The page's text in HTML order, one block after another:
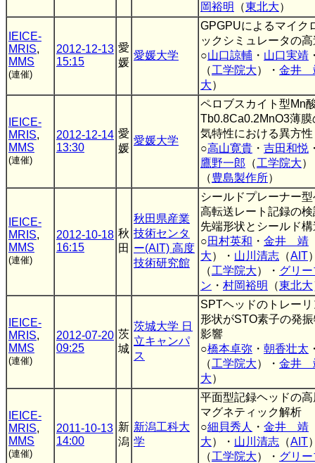
岡裕明
（東北大）
IEICE-
MRIS,
MMS
(連催)
2012-12-13
15:15
愛
媛
愛媛大学
GPGPUによるマイク
ックシミュレータの
○山口諒輔 ・ 山口実靖
（工学院大）・ 金井
大）
IEICE-
MRIS,
MMS
(連催)
2012-12-14
13:30
愛
媛
愛媛大学
ペロブスカイト型Mn
Tb0.8Ca0.2MnO3薄
気特性における異方性
○高山寛貴 ・ 吉田和悦
鷹野一郎 （工学院大
（豊島製作所）
IEICE-
MRIS,
MMS
(連催)
2012-10-18
16:15
秋
田
秋田県産業
技術センタ
ー(AIT) 高度
技術研究館
シールドプレーナー
高転送レート記録の
先端形状とシールド
○田村英和 ・ 金井 靖
大）・ 山川清志 （AIT
（工学院大）・ グリ
ン ・ 村岡裕明 （東北大
IEICE-
MRIS,
MMS
(連催)
2012-07-20
09:25
茨
城
茨城大学 日
立キャンパ
ス
SPTヘッドのトレー
形状がSTO素子の発
影響
○橋本卓弥 ・ 朝香壮太
（工学院大）・ 金井
大）
IEICE-
MRIS,
MMS
(連催)
2011-10-13
14:00
新
潟
新潟工科大
学
平面型記録ヘッドの
マグネティック解析
○細貝秀人 ・ 金井 靖
大）・ 山川清志 （AIT
（工学院大）・ グリ